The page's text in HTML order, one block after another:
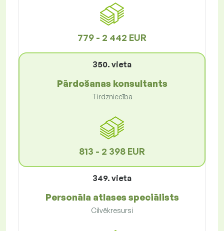
779 - 2 442 EUR
350. vieta
Pārdošanas konsultants
Tirdzniecība
813 - 2 398 EUR
349. vieta
Personāla atlases speciālists
Cilvēkresursi